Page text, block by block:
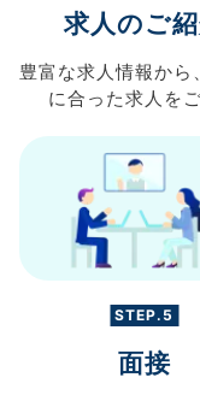
求人のご
豊富な求人情報から、
に合った求人を
STEP.5
面接